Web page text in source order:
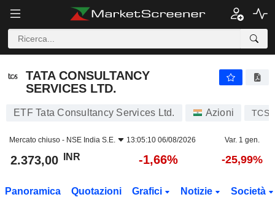
TATA CONSULTANCY
SERVICES LTD.
ETF Tata Consultancy Services Ltd. Azioni TCS
Mercato chiuso - NSE India S.E. 13:05:10 06/08/2026 Var. 1 gen.
2.373,00 INR -1,66% -25,99%
Panoramica Quotazioni Grafici Notizie Società